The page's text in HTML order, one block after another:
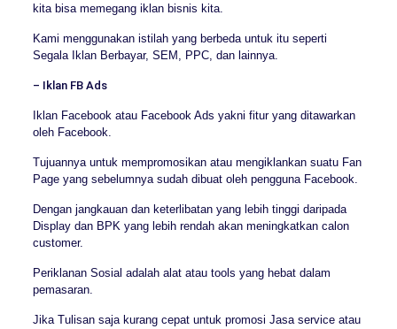
kita bisa memegang iklan bisnis kita.
Kami menggunakan istilah yang berbeda untuk itu seperti
Segala Iklan Berbayar, SEM, PPC, dan lainnya.
– Iklan FB Ads
Iklan Facebook atau Facebook Ads yakni fitur yang ditawarkan
oleh Facebook.
Tujuannya untuk mempromosikan atau mengiklankan suatu Fan
Page yang sebelumnya sudah dibuat oleh pengguna Facebook.
Dengan jangkauan dan keterlibatan yang lebih tinggi daripada
Display dan BPK yang lebih rendah akan meningkatkan calon
customer.
Periklanan Sosial adalah alat atau tools yang hebat dalam
pemasaran.
Jika Tulisan saja kurang cepat untuk promosi Jasa service atau